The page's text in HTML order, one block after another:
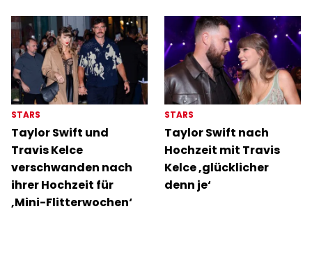
STARS
Taylor Swift und
Travis Kelce
verschwanden nach
ihrer Hochzeit für
‚Mini-Flitterwochen‘
STARS
Taylor Swift nach
Hochzeit mit Travis
Kelce ‚glücklicher
denn je‘